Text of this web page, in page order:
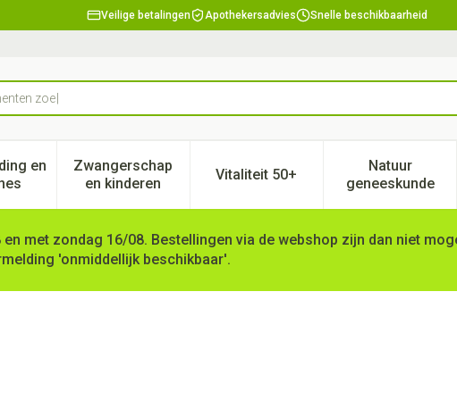
Veilige betalingen Apothekersadvies Snelle beschikbaarheid
verzorging en hygiëne categorie
en
submenu voor Dieet, voeding en vitamines categorie
Zwangerschap
en kinderenToon submenu voor Zwangerschap en kinderen
Vitaliteit 50+Toon submenu voor Vitaliteit
Natuur
geneeskunde
Toon
met zondag 16/08. Bestellingen via de webshop zijn dan niet
'onmiddellijk beschikbaar'.